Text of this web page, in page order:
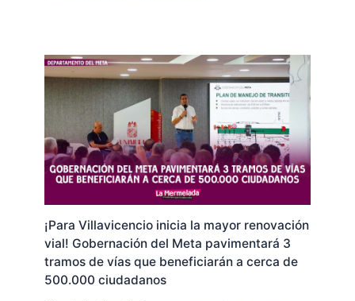
¡Para Villavicencio inicia la mayor renovación
vial! Gobernación del Meta pavimentará 3
tramos de vías que beneficiarán a cerca de
500.000 ciudadanos